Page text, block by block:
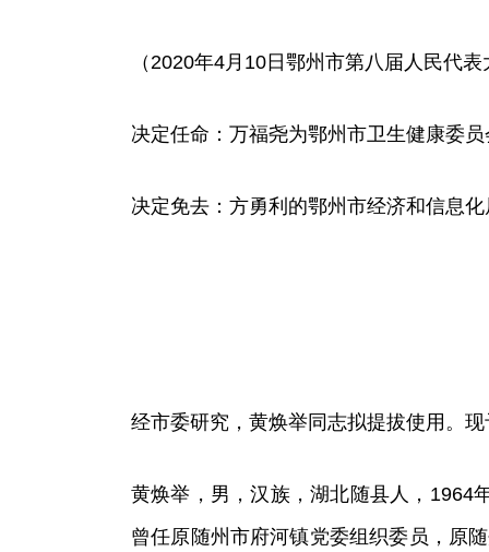
（2020年4月10日鄂州市第八届人民代
决定任命：万福尧为鄂州市卫生健康委
决定免去：方勇利的鄂州市经济和信息
经市委研究，黄焕举同志拟提拔使用。
黄焕举，男，汉族，湖北随县人，1964
曾任原随州市府河镇党委组织委员，原